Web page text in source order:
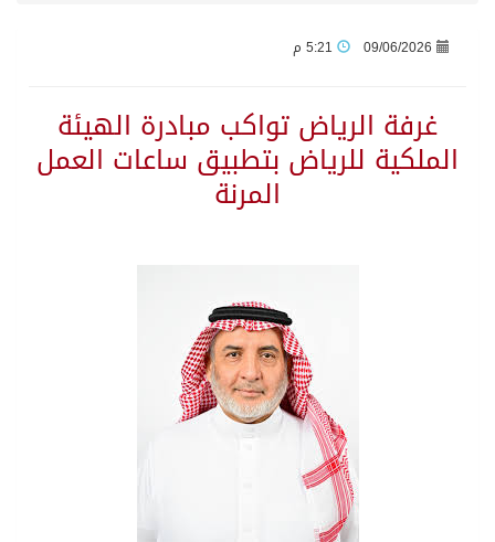
حالة الطقس المتوقعة اليوم في المملكة
09/06/2026
غرفة الرياض تواكب مبادرة الهيئة
الملكية للرياض بتطبيق ساعات العمل
المرنة